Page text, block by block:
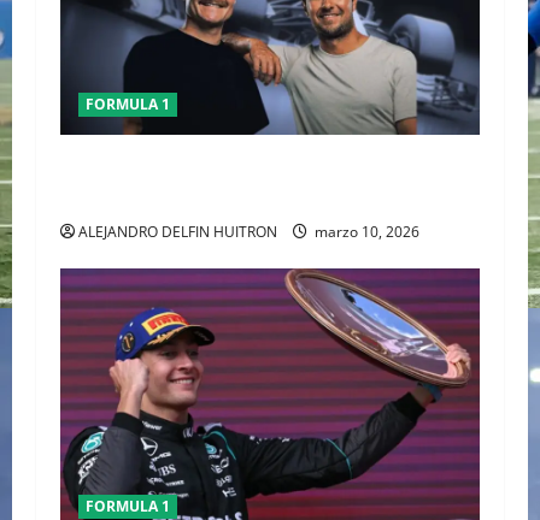
FORMULA 1
ALEJANDRO DELFIN HUITRON marzo 10, 2026
FORMULA 1